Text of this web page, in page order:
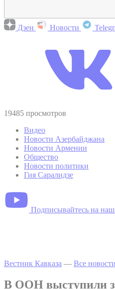
Дзен Новости
19485 просмотров
Видео
Новости Азербайджана
Новости Армении
Общество
Новости политики
Гия Саралидзе
Подписывайтесь на
Вестник Кавказа — Все новости
В ООН выступили